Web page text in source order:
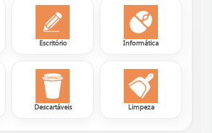
Escritório Informática
Descartáveis Limpeza